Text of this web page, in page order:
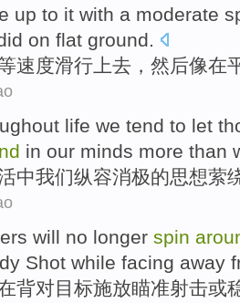
up to it with a moderate
on flat ground.
速度滑行 上去 ， 然后像在
life we tend to let
in our minds more than
中我们纵容消极的思想萦
will no longer spin
Shot while facing away
背对目标施放瞄准射击或